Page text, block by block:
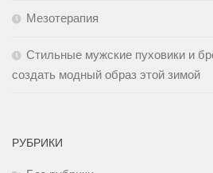
Мезотерапия
Стильные мужские пуховики и
создать модный образ этой зимой
РУБРИКИ